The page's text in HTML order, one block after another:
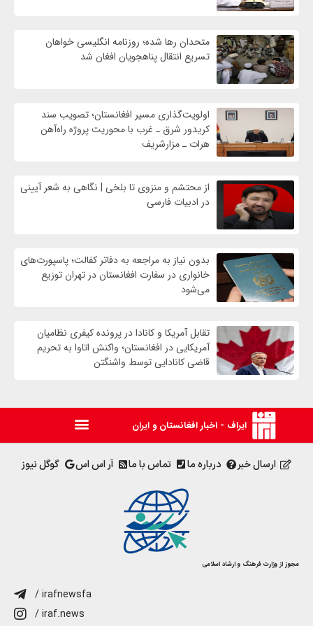
متحدان رها شده؛ روزنامه انگلیسی خواهان
تسریع انتقال پناهجویان افغان شد
اولویت‌گذاری مسیر افغانستان؛ تصویب سند
کریدور شرق ـ غرب با محوریت پروژه راه‌آهن
هرات ـ مزارشریف
از محتشم و منزوی تا بلخی | نگاهی به شعر آیینی
در ادبیات فارسی
بدون نیاز به مراجعه به دفاتر کفالت؛ پاسپورت‌های
خانواری در سفارت افغانستان در تهران توزیع
می‌شود
تقابل آمریکا و کانادا در پرونده کیفری نظامیان
آمریکایی در افغانستان؛ واکنش اتاوا به تحریم
قاضی کانادایی توسط واشنگتن
ایراف - اخبار افغانستان و ایران
ارسال خبر درباره ما تماس با ما آر اس اس گوگل نیوز
مجوز از وزارت فرهنگ و ارشاد اسلامی
/ irafnewsfa
/ iraf.news